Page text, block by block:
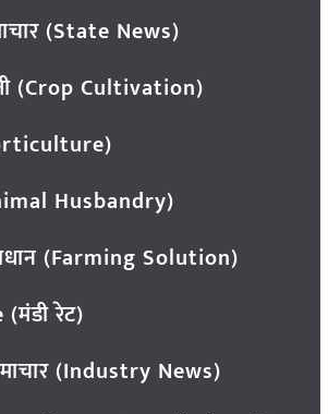
(State News)
(Crop Cultivation)
Husbandry)
(Farming Solution)
रेट)
(Industry News)